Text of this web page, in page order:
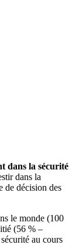
dans la sécurité
dans la
de décision des
le monde (100
(56 % –
au cours